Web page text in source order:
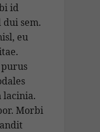
id
sem.
eu
lacinia.
Morbi